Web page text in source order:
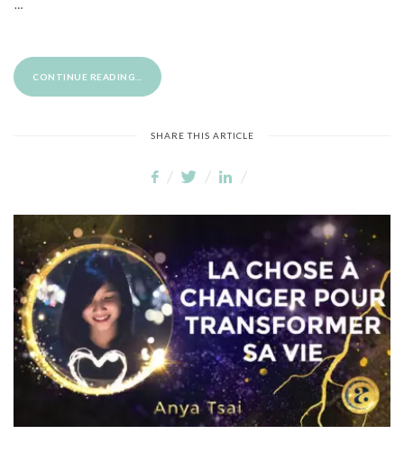
…
CONTINUE READING...
SHARE THIS ARTICLE